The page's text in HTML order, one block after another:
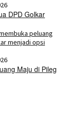
DPD Golkar
Maju di Pileg